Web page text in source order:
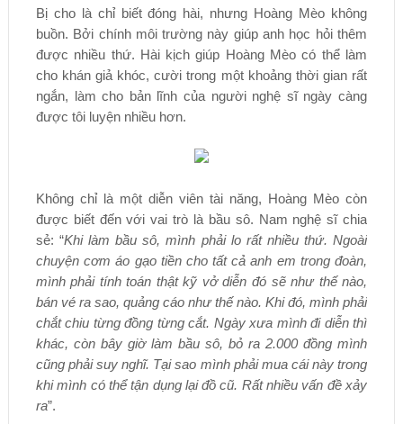
Bị cho là chỉ biết đóng hài, nhưng Hoàng Mèo không
buồn. Bởi chính môi trường này giúp anh học hỏi thêm
được nhiều thứ. Hài kịch giúp Hoàng Mèo có thể làm
cho khán giả khóc, cười trong một khoảng thời gian rất
ngắn, làm cho bản lĩnh của người nghệ sĩ ngày càng
được tôi luyện nhiều hơn.
Không chỉ là một diễn viên tài năng, Hoàng Mèo còn
được biết đến với vai trò là bầu sô. Nam nghệ sĩ chia
sẻ: “Khi làm bầu sô, mình phải lo rất nhiều thứ. Ngoài
chuyện cơm áo gạo tiền cho tất cả anh em trong đoàn,
mình phải tính toán thật kỹ vở diễn đó sẽ như thế nào,
bán vé ra sao, quảng cáo như thế nào. Khi đó, mình phải
chắt chiu từng đồng từng cắt. Ngày xưa mình đi diễn thì
khác, còn bây giờ làm bầu sô, bỏ ra 2.000 đồng mình
cũng phải suy nghĩ. Tại sao mình phải mua cái này trong
khi mình có thể tận dụng lại đồ cũ. Rất nhiều vấn đề xảy
ra”.